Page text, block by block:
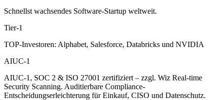
Schnellst wachsendes Software-Startup weltweit.
Tier-1
TOP-Investoren: Alphabet, Salesforce, Databricks und NVIDIA
AIUC-1
AIUC-1, SOC 2 & ISO 27001 zertifiziert – zzgl. Wiz Real-time
Security Scanning. Auditierbare Compliance-
Entscheidungserleichterung für Einkauf, CISO und Datenschutz.